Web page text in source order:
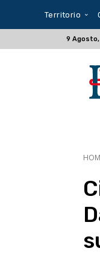
Territorio
9